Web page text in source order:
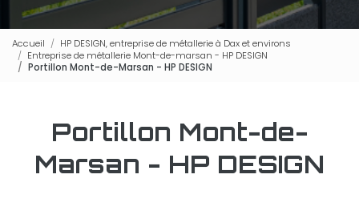
Accueil
HP DESIGN, entreprise de métallerie à Dax et environs
Entreprise de métallerie Mont-de-marsan - HP DESIGN
Portillon Mont-de-Marsan - HP DESIGN
Portillon Mont-de-
Marsan - HP DESIGN